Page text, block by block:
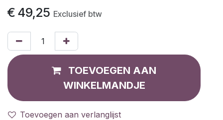
€ 49,25 Exclusief btw
TOEVOEGEN AAN
WINKELMANDJE
Toevoegen aan verlanglijst